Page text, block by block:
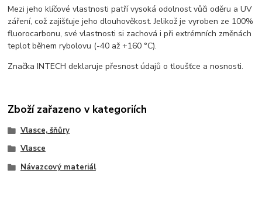
Mezi jeho klíčové vlastnosti patří vysoká odolnost vůči oděru a UV
záření, což zajišťuje jeho dlouhověkost. Jelikož je vyroben ze 100%
fluorocarbonu, své vlastnosti si zachová i při extrémních změnách
teplot během rybolovu (-40 až +160 °C).
Značka INTECH deklaruje přesnost údajů o tloušťce a nosnosti.
Zboží zařazeno v kategoriích
Vlasce, šňůry
Vlasce
Návazcový materiál